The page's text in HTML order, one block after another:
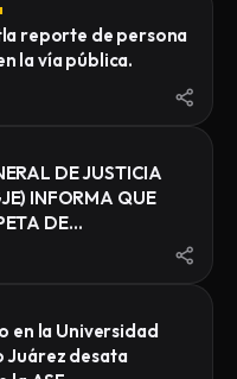
reporte de persona
la vía pública.
DE JUSTICIA
INFORMA QUE
DE
EL DELITO DE
POR
POLICÍA MUNICIPAL
MONTE AL
en la Universidad
Juárez desata